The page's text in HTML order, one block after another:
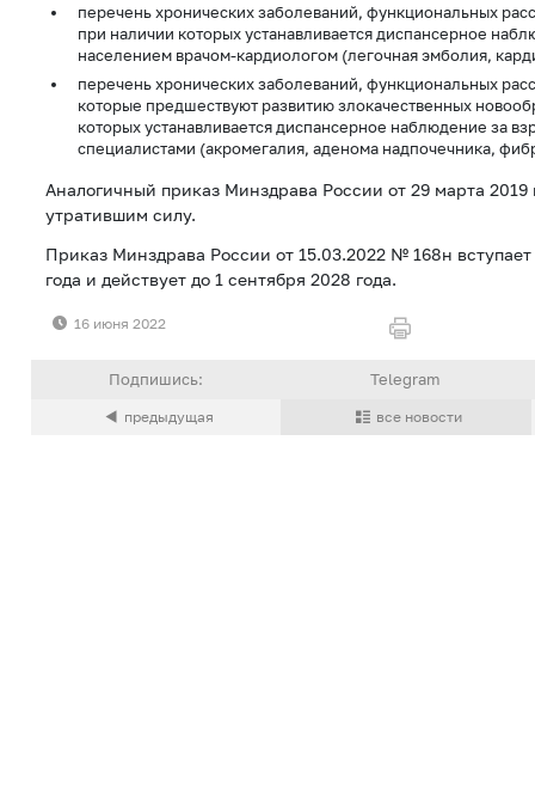
перечень хронических заболеваний, функциональных
при наличии которых устанавливается диспансерное
населением врачом-кардиологом (легочная эмболия,
перечень хронических заболеваний, функциональных
которые предшествуют развитию злокачественных
которых устанавливается диспансерное наблюдение за
специалистами (акромегалия, аденома надпочечника,
Аналогичный приказ Минздрава России от 29 марта
утратившим силу.
Приказ Минздрава России от 15.03.2022 № 168н вступает
года и действует до 1 сентября 2028 года.
16 июня 2022